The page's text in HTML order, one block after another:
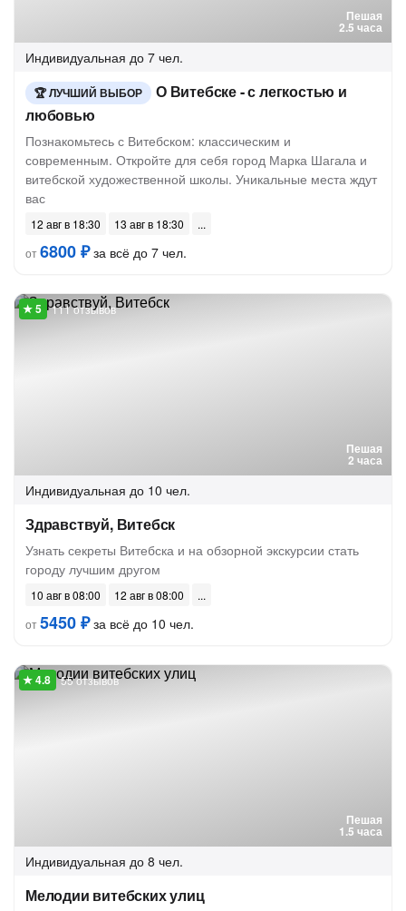
Пешая
2.5 часа
Индивидуальная до 7 чел.
ЛУЧШИЙ ВЫБОР
О Витебске - с легкостью и
любовью
Познакомьтесь с Витебском: классическим и
современным. Откройте для себя город Марка Шагала и
витебской художественной школы. Уникальные места ждут
вас
12 авг в 18:30
13 авг в 18:30
от6800 ₽за всё до 7 чел.
Пешая
2 часа
111 отзывов
Индивидуальная до 10 чел.
Здравствуй, Витебск
Узнать секреты Витебска и на обзорной экскурсии стать
городу лучшим другом
10 авг в 08:00
12 авг в 08:00
от5450 ₽за всё до 10 чел.
Пешая
1.5 часа
55 отзывов
Индивидуальная до 8 чел.
Мелодии витебских улиц